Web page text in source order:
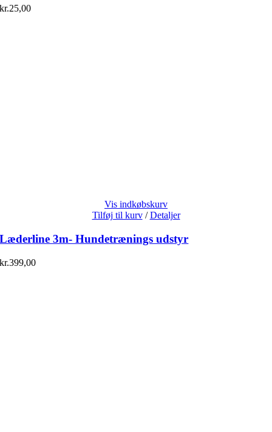
kr.25,00
Vis indkøbskurv
Tilføj til kurv / Detaljer
Læderline 3m- Hundetrænings udstyr
kr.399,00